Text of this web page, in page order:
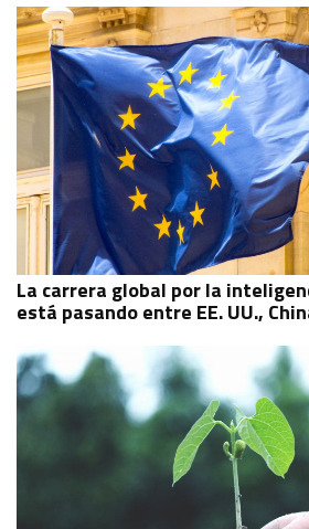
La carrera global por la
está pasando entre EE. UU.,